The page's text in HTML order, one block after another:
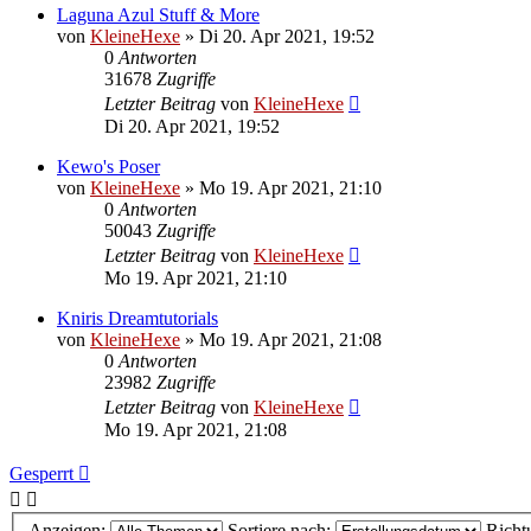
Laguna Azul Stuff & More
von KleineHexe » Di 20. Apr 2021, 19:52
0 Antworten
31678 Zugriffe
Letzter Beitrag von KleineHexe
Di 20. Apr 2021, 19:52
Kewo's Poser
von KleineHexe » Mo 19. Apr 2021, 21:10
0 Antworten
50043 Zugriffe
Letzter Beitrag von KleineHexe
Mo 19. Apr 2021, 21:10
Kniris Dreamtutorials
von KleineHexe » Mo 19. Apr 2021, 21:08
0 Antworten
23982 Zugriffe
Letzter Beitrag von KleineHexe
Mo 19. Apr 2021, 21:08
Gesperrt